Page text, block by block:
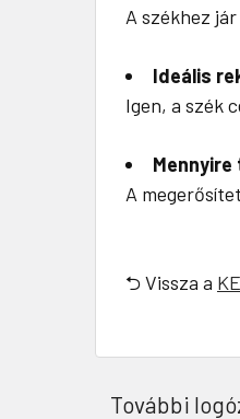
A székhez
Ideális
Igen, a szék
A
⮌ Vissza a
További